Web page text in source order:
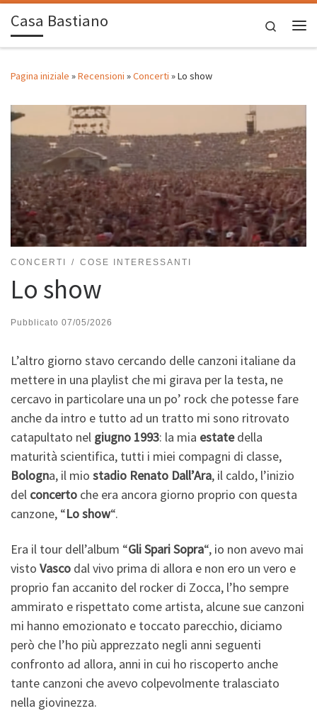
Passa al contenuto
Casa Bastiano
Search
Pagina iniziale »Recensioni »Concerti »Lo show
CONCERTI COSE INTERESSANTI
Lo show
Pubblicato 07/05/2026
L’altro giorno stavo cercando delle canzoni italiane da
mettere in una playlist che mi girava per la testa, ne
cercavo in particolare una un po’ rock che potesse fare
anche da intro e tutto ad un tratto mi sono ritrovato
catapultato nel giugno 1993: la mia estatedella
maturità scientifica, tutti i miei compagni di classe,
Bologna, il mio stadio Renato Dall’Ara, il caldo, l’inizio
del concerto che era ancora giorno proprio con questa
canzone, “Lo show“.
Era il tour dell’album “Gli Spari Sopra“, io non avevo mai
visto Vasco dal vivo prima di allora e non ero un vero e
proprio fan accanito del rocker di Zocca, l’ho sempre
ammirato e rispettato come artista, alcune sue canzoni
mi hanno emozionato e toccato parecchio, diciamo
però che l’ho più apprezzato negli anni seguenti
confronto ad allora, anni in cui ho riscoperto anche
tante canzoni che avevo colpevolmente tralasciato
nella giovinezza.